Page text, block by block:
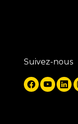
Suivez-nous